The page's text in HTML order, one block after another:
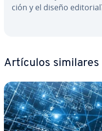
ción y el diseño
Artículos similares